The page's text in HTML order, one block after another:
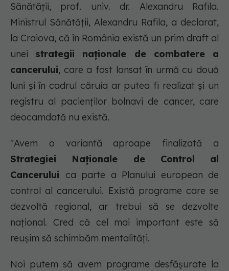
Sănătăţii, prof. univ. dr. Alexandru Rafila.
Ministrul Sănătăţii, Alexandru Rafila, a declarat,
la Craiova, că în România există un prim draft al
unei strategii naţionale de combatere a
cancerului, care a fost lansat în urmă cu două
luni şi în cadrul căruia ar putea fi realizat şi un
registru al pacienţilor bolnavi de cancer, care
deocamdată nu există.
"Avem o variantă aproape finalizată a
Strategiei Naţionale de Control al
Cancerului ca parte a Planului european de
control al cancerului. Există programe care se
dezvoltă regional, ar trebui să se dezvolte
naţional. Cred că cel mai important este să
reuşim să schimbăm mentalităţi.
Noi putem să avem programe desfăşurate la